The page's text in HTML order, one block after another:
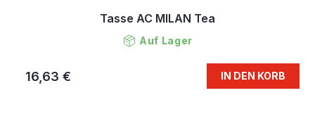
Tasse AC MILAN Tea
Auf Lager
16,63 € IN DEN KORB